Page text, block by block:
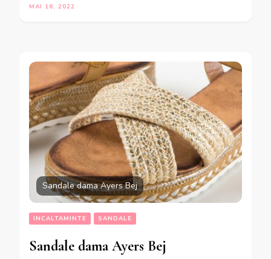
MAI 16, 2022
Sandale dama Ayers Bej
INCALTAMINTE SANDALE
Sandale dama Ayers Bej